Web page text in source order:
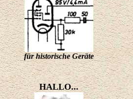
für historische Geräte
HALLO...